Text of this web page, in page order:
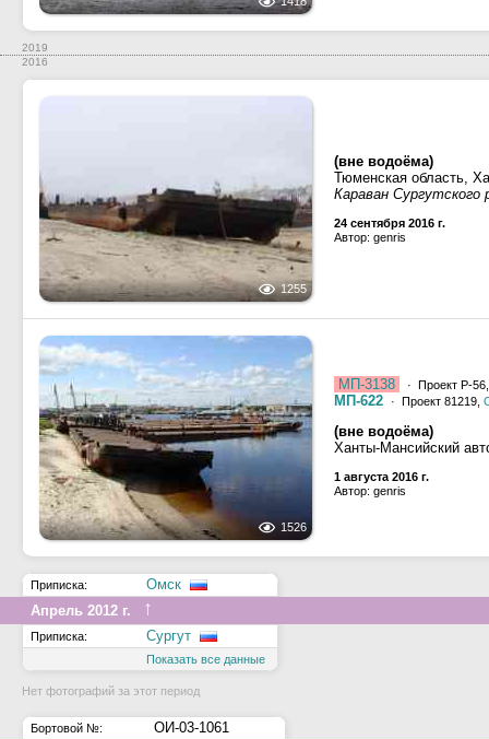
2019
2016
1255
(вне водоёма)
Тюменская область,
Караван Сургутского
24 сентября 2016 г.
Автор: genris
1526
МП-3138 · Проект Р-
МП-622 · Проект 81219,
(вне водоёма)
Ханты-Мансийский
1 августа 2016 г.
Автор: genris
Приписка:
Омск
Апрель 2012 г.
↑
Приписка: Сургут
Показать все данные
Нет фотографий за этот период
Бортовой №:
ОИ-03-1061